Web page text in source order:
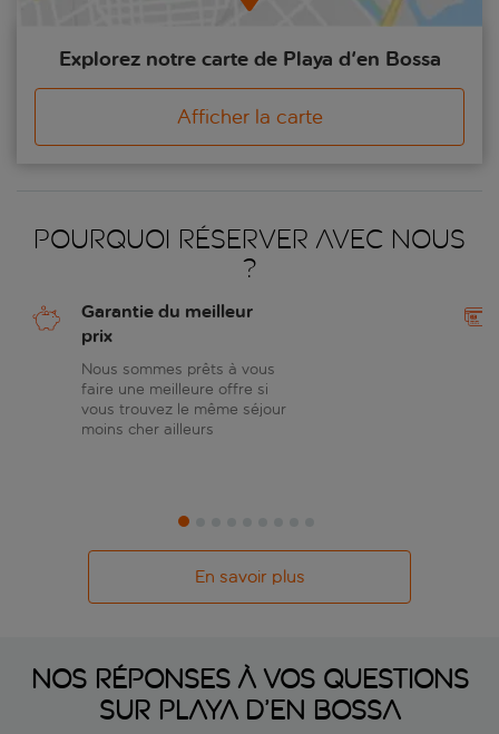
Explorez notre carte de Playa d'en Bossa
Afficher la carte
Pourquoi réserver avec nous
?
Garantie du meilleur
prix
Nous sommes prêts à vous
faire une meilleure offre si
vous trouvez le même séjour
moins cher ailleurs
En savoir plus
Nos réponses à vos questions
sur Playa d’en Bossa